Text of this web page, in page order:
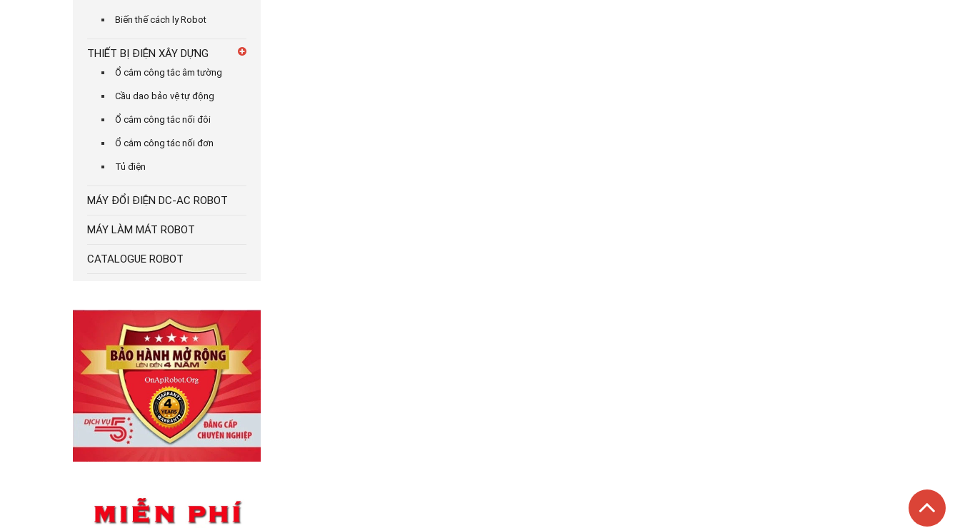
Biến thế cách ly Robot
THIẾT BỊ ĐIỆN XÂY DỰNG
Ổ cắm công tắc âm tường
Cầu dao bảo vệ tự động
Ổ cắm công tắc nối đôi
Ổ cắm công tác nối đơn
Tủ điện
MÁY ĐỔI ĐIỆN DC-AC ROBOT
MÁY LÀM MÁT ROBOT
CATALOGUE ROBOT